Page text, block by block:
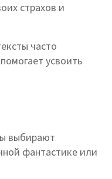
страхов и
часто
усвоить
выбирают
фантастике или